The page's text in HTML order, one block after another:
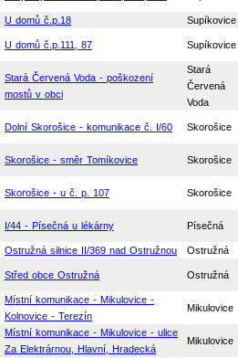
U domů č.p.18 Supíkovice
U domů č.p.111, 87 Supíkovice
Stará Červená Voda - poškození
mostů v obci
Stará
Červená
Voda
Dolní Skorošice - komunikace č. I/60 Skorošice
Skorošice - směr Tomíkovice Skorošice
Skorošice - u č. p. 107 Skorošice
I/44 - Písečná u lékárny Písečná
Ostružná silnice II/369 nad Ostružnou
Ostružná
Střed obce Ostružná Ostružná
Místní komunikace - Mikulovice -
Kolnovice - Terezín
Mikulovice
Místní komunikace - Mikulovice - ulice
Za Elektrárnou, Hlavní, Hradecká
Mikulovice